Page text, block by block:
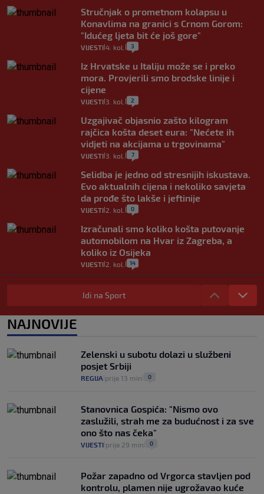
Stručnjak o prometnom kolapsu u
Konavlima na granici s Crnom Gorom:
"Idućeg ljeta bit će još gore"
VIJESTI 4. kol. 3
Iz Hrvatske u Italiju može se i preko
mora. Provjerili smo brodske linije i
cijene
VIJESTI 3. kol. 2
Uzgajivač objasnio zašto kilogram
rajčica košta deset eura: "Nećete ih
vidjeti na akcijama u trgovinama"
VIJESTI 3. kol. 7
Selidba je jedno od stresnijih iskustava.
Evo aktualnih cijena i nekoliko savjeta
da prođe što lakše i jeftinije
VIJESTI 2. kol. 0
Izračunali smo koliko košta putovanje
automobilom na Hvar iz Zagreba, a
koliko iz Osijeka
VIJESTI 2. kol. 14
"Kći je otišla na more, a zaboravila
zdravstvenu iskaznicu". Kakva su prava
pacijenata izvan mjesta prebivališta?
1
Plenković na 15 dana ukine mjere: "Ne bi
se dogodilo ništa. Vlada se zaljubila u te
intervencije"
30. srp. 25
Idi na Sport
NAJNOVIJE
Zelenski u subotu dolazi u službeni
posjet Srbiji
REGIJA prije 13 min 0
Stanovnica Gospića: "Nismo ovo
zaslužili, strah me za budućnost i za sve
ono što nas čeka"
VIJESTI prije 29 min 0
Požar zapadno od Vrgorca stavljen pod
kontrolu, plamen nije ugrožavao kuće